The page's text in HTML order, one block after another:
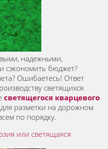
надежными,
сэкономить бюджет?
Ошибаетесь! Ответ
светящихся
светящегося кварцевого
для разметки на дорожном
по порядку.
или светящаяся